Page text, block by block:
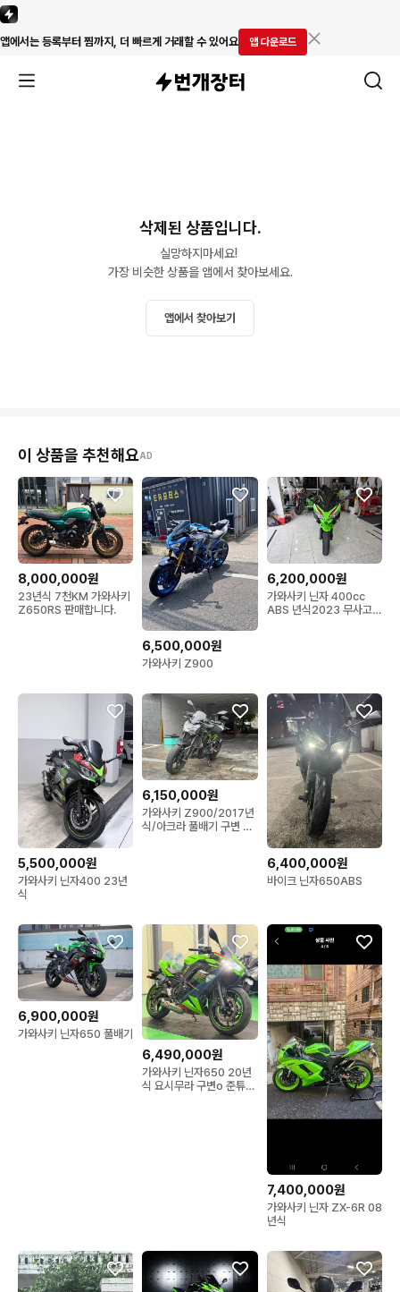
앱에서는 등록부터 찜까지, 더 빠르게 거래할 수 있어요 앱 다운로드
삭제된 상품입니다.
실망하지마세요!
가장 비슷한 상품을 앱에서 찾아보세요.
앱에서 찾아보기
이 상품을 추천해요AD
8,000,000원
23년식 7천KM 가와사키
Z650RS 판매합니다.
6,500,000원
가와사키 Z900
6,200,000원
가와사키 닌자 400cc
ABS 년식2023 무사고
5,500,000원
가와사키 닌자400 23년
식
6,150,000원
가와사키 Z900/2017년
식/아크라 풀배기 구변 차
6,400,000원
바이크 닌자650ABS
6,900,000원
가와사키 닌자650 풀배기
6,490,000원
가와사키 닌자650 20년
식 요시무라 구변o 준튜닝
7,400,000원
가와사키 닌자 ZX-6R 08
년식